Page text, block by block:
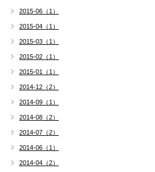
2015-06（1）
2015-04（1）
2015-03（1）
2015-02（1）
2015-01（1）
2014-12（2）
2014-09（1）
2014-08（2）
2014-07（2）
2014-06（1）
2014-04（2）